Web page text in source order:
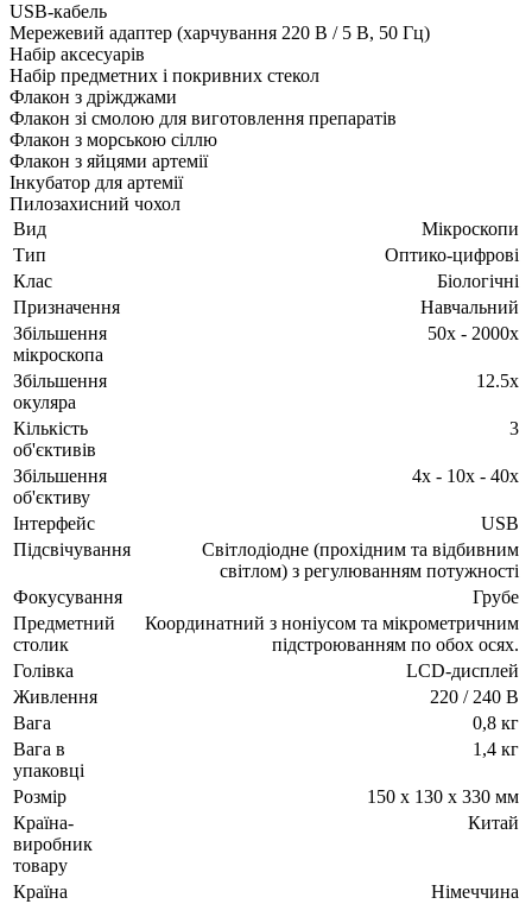
USB-кабель
Мережевий адаптер (харчування 220 В / 5 В, 50 Гц)
Набір аксесуарів
Набір предметних і покривних стекол
Флакон з дріжджами
Флакон зі смолою для виготовлення препаратів
Флакон з морською сіллю
Флакон з яйцями артемії
Інкубатор для артемії
Пилозахисний чохол
Вид
Мікроскопи
Тип
Оптико-цифрові
Клас
Біологічні
Призначення
Навчальний
Збільшення
мікроскопа
50х - 2000х
Збільшення
окуляра
12.5х
Кількість
об'єктивів
3
Збільшення
об'єктиву
4х - 10x - 40x
Інтерфейс
USB
Підсвічування
Світлодіодне (прохідним та відбивним
світлом) з регулюванням потужності
Фокусування
Грубе
Предметний
столик
Координатний з ноніусом та мікрометричним
підстроюванням по обох осях.
Голівка
LCD-дисплей
Живлення
220 / 240 В
Вага
0,8 кг
Вага в
упаковці
1,4 кг
Розмір
150 х 130 х 330 мм
Країна-
виробник
товару
Китай
Країна
Німеччина